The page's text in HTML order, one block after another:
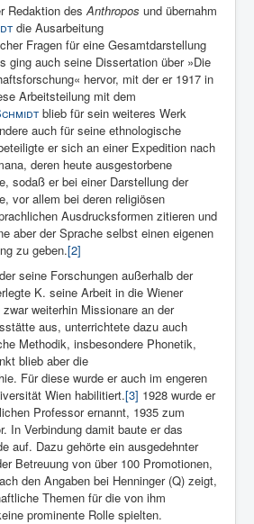
Redaktion des Anthropos und übernahm
die Ausarbeitung
Fragen für eine Gesamtdarstellung
ging auch seine Dissertation über »Die
hervor, mit der er 1917 in
Arbeitsteilung mit dem
blieb für sein weiteres Werk
auch für seine ethnologische
er sich an einer Expedition nach
deren heute ausgestorbene
sodaß er bei einer Darstellung der
vor allem bei deren religiösen
Ausdrucksformen zitieren und
aber der Sprache selbst einen eigenen
zu geben.[2]
seine Forschungen außerhalb der
K. seine Arbeit in die Wiener
weiterhin Missionare an der
aus, unterrichtete dazu auch
Methodik, insbesondere Phonetik,
blieb aber die
Für diese wurde er auch im engeren
Wien habilitiert.[3] 1928 wurde er
Professor ernannt, 1935 zum
In Verbindung damit baute er das
auf. Dazu gehörte ein ausgedehnter
Betreuung von über 100 Promotionen,
den Angaben bei Henninger (Q) zeigt,
Themen für die von ihm
prominente Rolle spielten.